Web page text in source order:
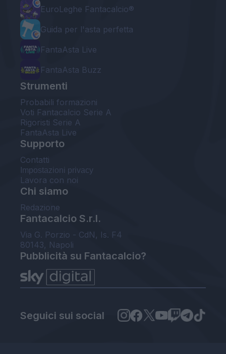
EuroLeghe Fantacalcio®
Guida per l'asta perfetta
FantaAsta Live
FantaAsta Buzz
Strumenti
Probabili formazioni
Voti Fantacalcio Serie A
Rigoristi Serie A
FantaAsta Live
Supporto
Contatti
Impostazioni privacy
Lavora con noi
Chi siamo
Redazione
Fantacalcio S.r.l.
Via G. Porzio - CdN, Is. F4
80143, Napoli
Pubblicità su Fantacalcio?
Seguici sui social